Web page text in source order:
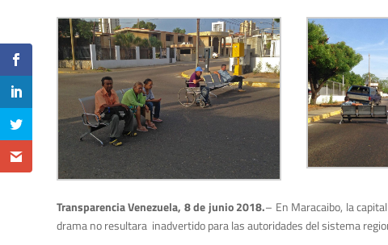
Transparencia Venezuela, 8 de junio 2018.– En Maracaibo, la
drama no resultara inadvertido para las autoridades del sistema